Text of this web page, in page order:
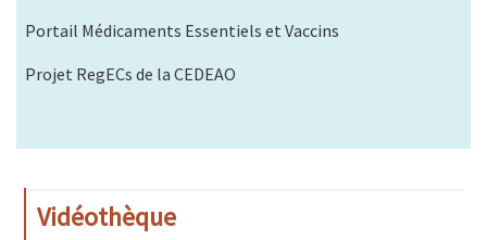
Portail Médicaments Essentiels et Vaccins
Projet RegECs de la CEDEAO
Vidéothèque